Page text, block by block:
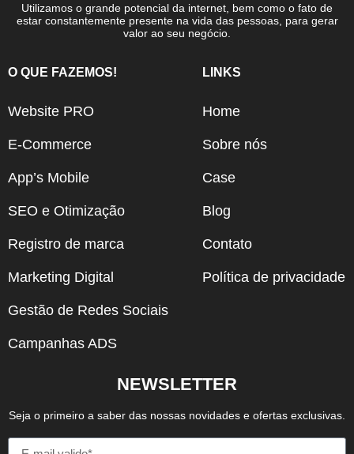
Utilizamos o grande potencial da internet, bem como o fato de
estar constantemente presente na vida das pessoas, para gerar
valor ao seu negócio.
O QUE FAZEMOS!
Website PRO
E-Commerce
App’s Mobile
SEO e Otimização
Registro de marca
Marketing Digital
Gestão de Redes Sociais
Campanhas ADS
LINKS
Home
Sobre nós
Case
Blog
Contato
Política de privacidade
NEWSLETTER
Seja o primeiro a saber das nossas novidades e ofertas exclusivas.